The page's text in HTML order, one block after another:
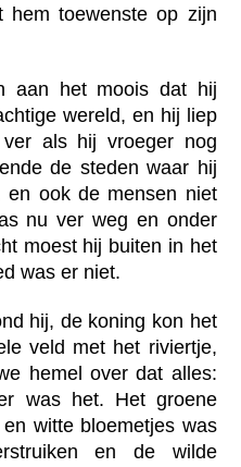
hem toewenste op zijn
aan het moois dat hij
wereld, en hij liep
als hij vroeger nog
de steden waar hij
en ook de mensen niet
nu ver weg en onder
moest hij buiten in het
was er niet.
hij, de koning kon het
veld met het riviertje,
hemel over dat alles:
was het. Het groene
witte bloemetjes was
en de wilde